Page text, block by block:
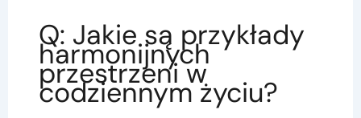
Q: Jakie są przykłady
harmonijnych
przestrzeni w
codziennym życiu?